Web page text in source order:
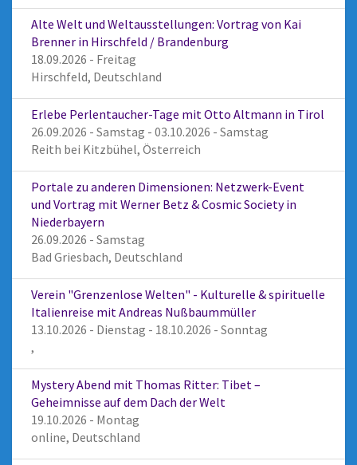
Alte Welt und Weltausstellungen: Vortrag von Kai
Brenner in Hirschfeld / Brandenburg
18.09.2026 - Freitag
Hirschfeld, Deutschland
Erlebe Perlentaucher-Tage mit Otto Altmann in Tirol
26.09.2026 - Samstag - 03.10.2026 - Samstag
Reith bei Kitzbühel, Österreich
Portale zu anderen Dimensionen: Netzwerk-Event
und Vortrag mit Werner Betz & Cosmic Society in
Niederbayern
26.09.2026 - Samstag
Bad Griesbach, Deutschland
Verein "Grenzenlose Welten" - Kulturelle & spirituelle
Italienreise mit Andreas Nußbaummüller
13.10.2026 - Dienstag - 18.10.2026 - Sonntag
,
Mystery Abend mit Thomas Ritter: Tibet –
Geheimnisse auf dem Dach der Welt
19.10.2026 - Montag
online, Deutschland